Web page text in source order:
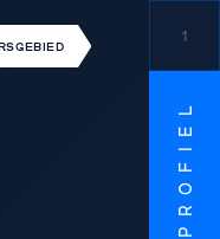
1
PROFIEL